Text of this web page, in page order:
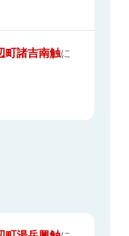
町諸吉南触に